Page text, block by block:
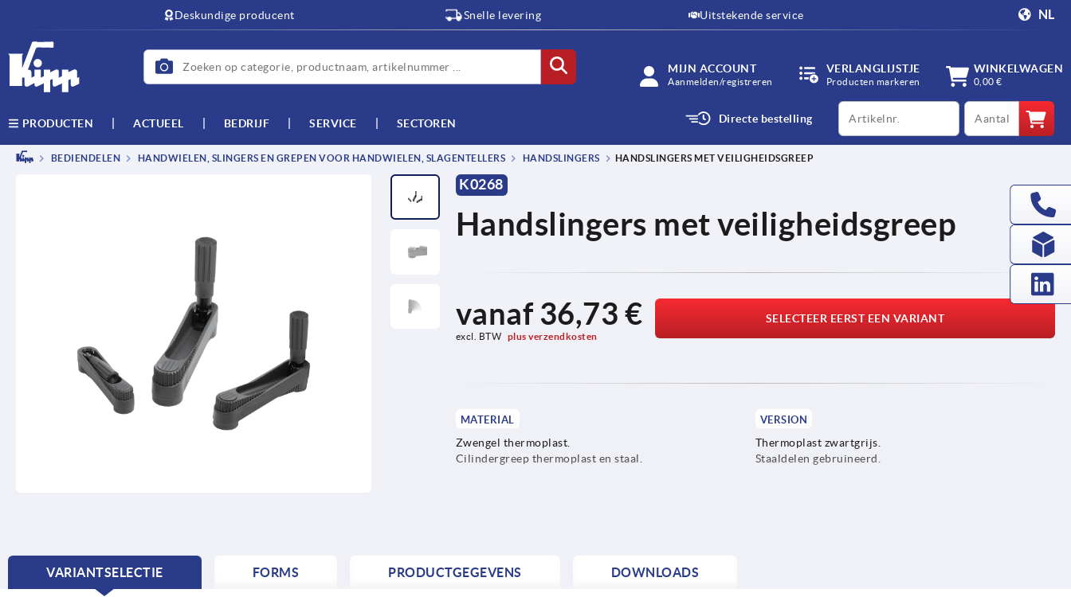
Deskundige producent Snelle levering Uitstekende service NL
MIJN ACCOUNT
Aanmelden/registreren
VERLANGLIJSTJE
Producten markeren
WINKELWAGEN
0,00 €
PRODUCTEN ACTUEEL BEDRIJF SERVICE SECTOREN Directe bestelling
productCode qty
BEDIENDELEN HANDWIELEN, SLINGERS EN GREPEN VOOR HANDWIELEN, SLAGENTELLERS HANDSLINGERS HANDSLINGERS MET VEILIGHEIDSGREEP
K0268
Handslingers met veiligheidsgreep
vanaf36,73 €
excl. BTW plus verzendkosten
SELECTEER EERST EEN VARIANT
MATERIAL
Zwengel thermoplast.
Cilindergreep thermoplast en staal.
VERSION
Thermoplast zwartgrijs.
Staaldelen gebruineerd.
VARIANTSELECTIE
CURRENT
FORMS PRODUCTGEGEVENS DOWNLOADS